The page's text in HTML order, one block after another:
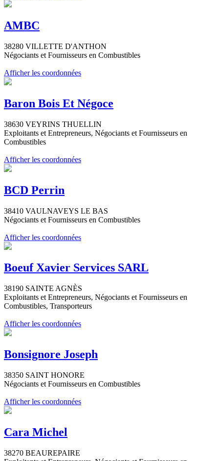
AMBC
38280 VILLETTE D'ANTHON
Négociants et Fournisseurs en Combustibles
Afficher les coordonnées
Baron Bois Et Négoce
38630 VEYRINS THUELLIN
Exploitants et Entrepreneurs, Négociants et Fournisseurs en
Combustibles
Afficher les coordonnées
BCD Perrin
38410 VAULNAVEYS LE BAS
Négociants et Fournisseurs en Combustibles
Afficher les coordonnées
Boeuf Xavier Services SARL
38190 SAINTE AGNÈS
Exploitants et Entrepreneurs, Négociants et Fournisseurs en
Combustibles, Transporteurs
Afficher les coordonnées
Bonsignore Joseph
38350 SAINT HONORE
Négociants et Fournisseurs en Combustibles
Afficher les coordonnées
Cara Michel
38270 BEAUREPAIRE